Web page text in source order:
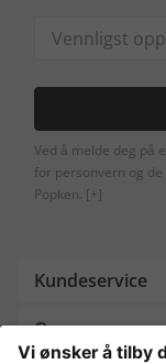
Ved å melde deg på
for personvern og
Popken. [+]
Kundeservice
Om oss